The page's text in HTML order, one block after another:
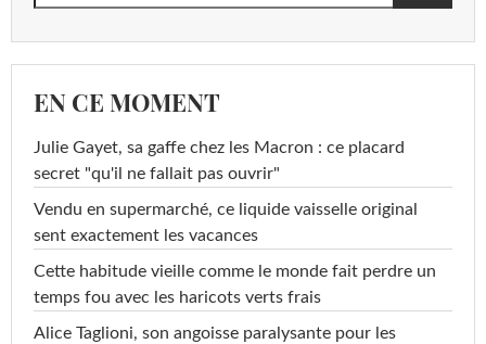
EN CE MOMENT
Julie Gayet, sa gaffe chez les Macron : ce placard
secret "qu'il ne fallait pas ouvrir"
Vendu en supermarché, ce liquide vaisselle original
sent exactement les vacances
Cette habitude vieille comme le monde fait perdre un
temps fou avec les haricots verts frais
Alice Taglioni, son angoisse paralysante pour les